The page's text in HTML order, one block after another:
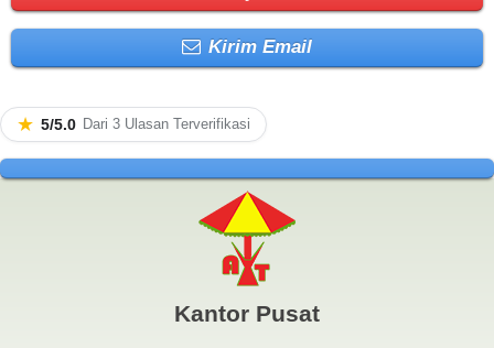
Kirim Email
★ 5/5.0 Dari 3 Ulasan Terverifikasi
Kantor Pusat